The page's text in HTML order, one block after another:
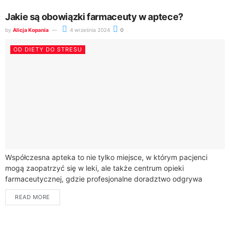
Jakie są obowiązki farmaceuty w aptece?
by Alicja Kopania 4 września 2024 0
OD DIETY DO STRESU
Współczesna apteka to nie tylko miejsce, w którym pacjenci
mogą zaopatrzyć się w leki, ale także centrum opieki
farmaceutycznej, gdzie profesjonalne doradztwo odgrywa
kluczową rolę w procesie leczenia. Farmaceuci, będący...
READ MORE